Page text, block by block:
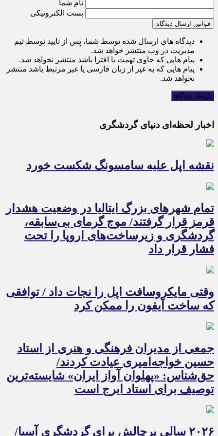
نام شما
پست الکترونیکی
قوانین ارسال دیدگاه
دیدگاه های ارسال شده توسط شما، پس از تایید توسط تیم
مدیریت در وب منتشر خواهد شد.
پیام هایی که حاوی تهمت یا افترا باشد منتشر نخواهد شد.
پیام هایی که به غیر از زبان فارسی یا غیر مرتبط باشد منتشر
نخواهد شد.
اخبار لحظه‌ای دنیای گردشگری
نقشه اپل علیه سامسونگ شکست خورد
تمام شهرهای بزرگ ایتالیا در وضعیت هشدار
قرمز قرار گرفتند/ موج گرمای بی‌سابقه،
گردشگری و زیرساخت‌های اروپا را تحت
فشار قرار داد
وقتی مایکروسافت اپل را نجات داد / توافقی
که ساخت آیفون را ممکن کرد
جمعی از مدیران فرهنگی و هنری از استاد
حسین خواجه‌امیری عیادت کردند/
حق‌شناس: «پهلوان آواز ایران» شایسته‌ترین
توصیف برای استاد ایرج است
۲۰۲۶ سالی پرچالش برای گردشگری آسیا/